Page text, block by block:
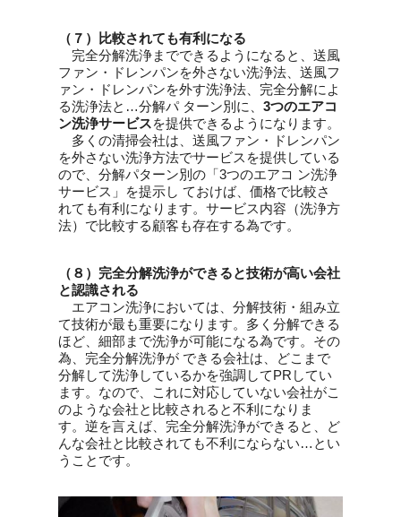
（７）比較されても有利になる
完全分解洗浄までできるようになると、送風
ファン・ドレンパンを外さない洗浄法、送風フ
ァン・ドレンパンを外す洗浄法、完全分解によ
る洗浄法と…分解パ ターン別に、 3つのエアコ
ン洗浄サービスを提供できるようになります。
多くの清掃会社は、送風ファン・ドレンパン
を外さない洗浄方法でサービスを提供している
ので、分解パターン別の「3つのエアコ ン洗浄
サービス」を提示し ておけば、価格で比較さ
れても有利になります。サービス内容（洗浄方
法）で比較する顧客も存在する為です。
（８）完全分解洗浄ができると技術が高い会社
と認識される
エアコン洗浄においては、分解技術・組み立
て技術が最も重要になります。多く分解できる
ほど、細部まで洗浄が可能になる為です。その
為、完全分解洗浄が できる会社は、どこまで
分解して洗浄しているかを強調してPRしてい
ます。なので、これに対応していない会社がこ
のような会社と比較されると不利になりま
す。逆を言えば、完全分解洗浄ができると、ど
んな会社と比較されても不利にならない…とい
うことです。